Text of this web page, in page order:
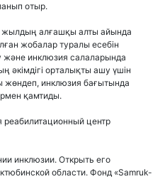
отыр.
жылдың алғашқы алты айында
жобалар туралы есебін
және инклюзия салаларында
әкімдігі орталықты ашу үшін
жөндеп, инклюзия бағытында
қамтиды.
реабилитационный центр
инклюзии. Открыть его
области. Фонд «Samruk-